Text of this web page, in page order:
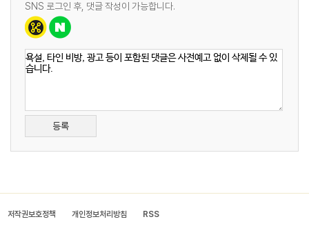
SNS 로그인 후, 댓글 작성이 가능합니다.
등록
저작권보호정책 개인정보처리방침 RSS